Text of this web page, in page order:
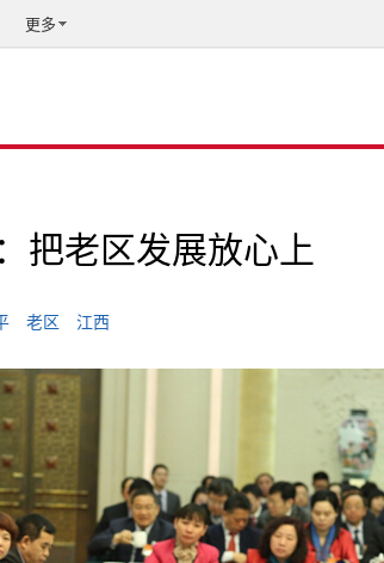
更多
把老区发展放心上
老区 江西